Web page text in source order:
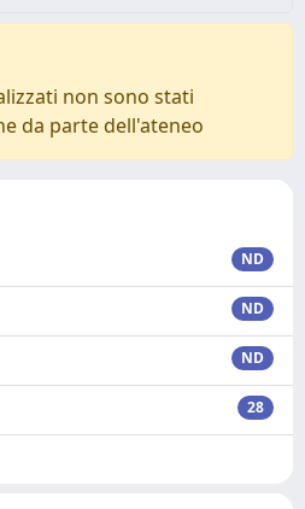
non sono stati
da parte dell'ateneo
ND
ND
ND
28